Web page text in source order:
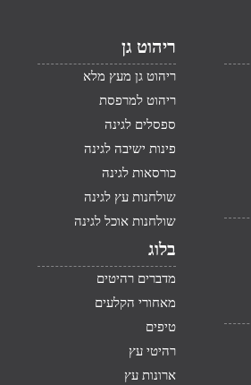
ריהוט גן
ריהוט גן מעץ מלא
ריהוט למרפסת
ספסלים לגינה
פינות ישיבה לגינה
כורסאות לגינה
שולחנות עץ לגינה
שולחנות אוכל לגינה
בלוג
מדברים רהיטים
מאחורי הקלעים
טיפים
רהיטי עץ
ארונות עץ